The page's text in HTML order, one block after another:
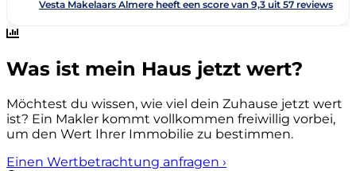
Was ist mein Haus jetzt wert?
Möchtest du wissen, wie viel dein Zuhause jetzt wert
ist? Ein Makler kommt vollkommen freiwillig vorbei,
um den Wert Ihrer Immobilie zu bestimmen.
Einen Wertbetrachtung anfragen ›